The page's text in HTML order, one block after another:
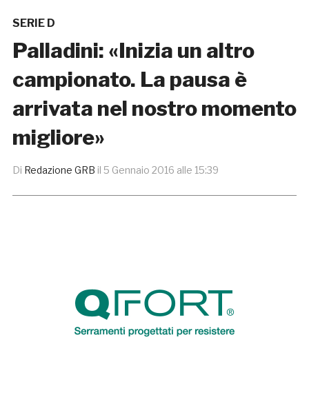
SERIE D
Palladini: «Inizia un altro
campionato. La pausa è
arrivata nel nostro momento
migliore»
Di Redazione GRB il 5 Gennaio 2016 alle 15:39